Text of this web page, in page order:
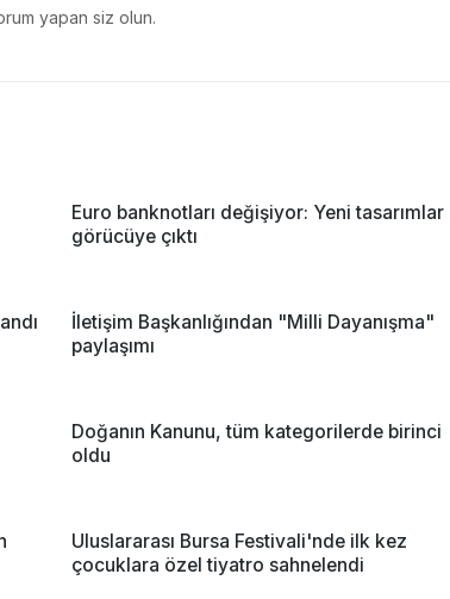
yapan siz olun.
Euro banknotları değişiyor: Yeni tasarımlar
görücüye çıktı
İletişim Başkanlığından "Milli Dayanışma"
paylaşımı
Doğanın Kanunu, tüm kategorilerde birinci
oldu
Uluslararası Bursa Festivali'nde ilk kez
çocuklara özel tiyatro sahnelendi